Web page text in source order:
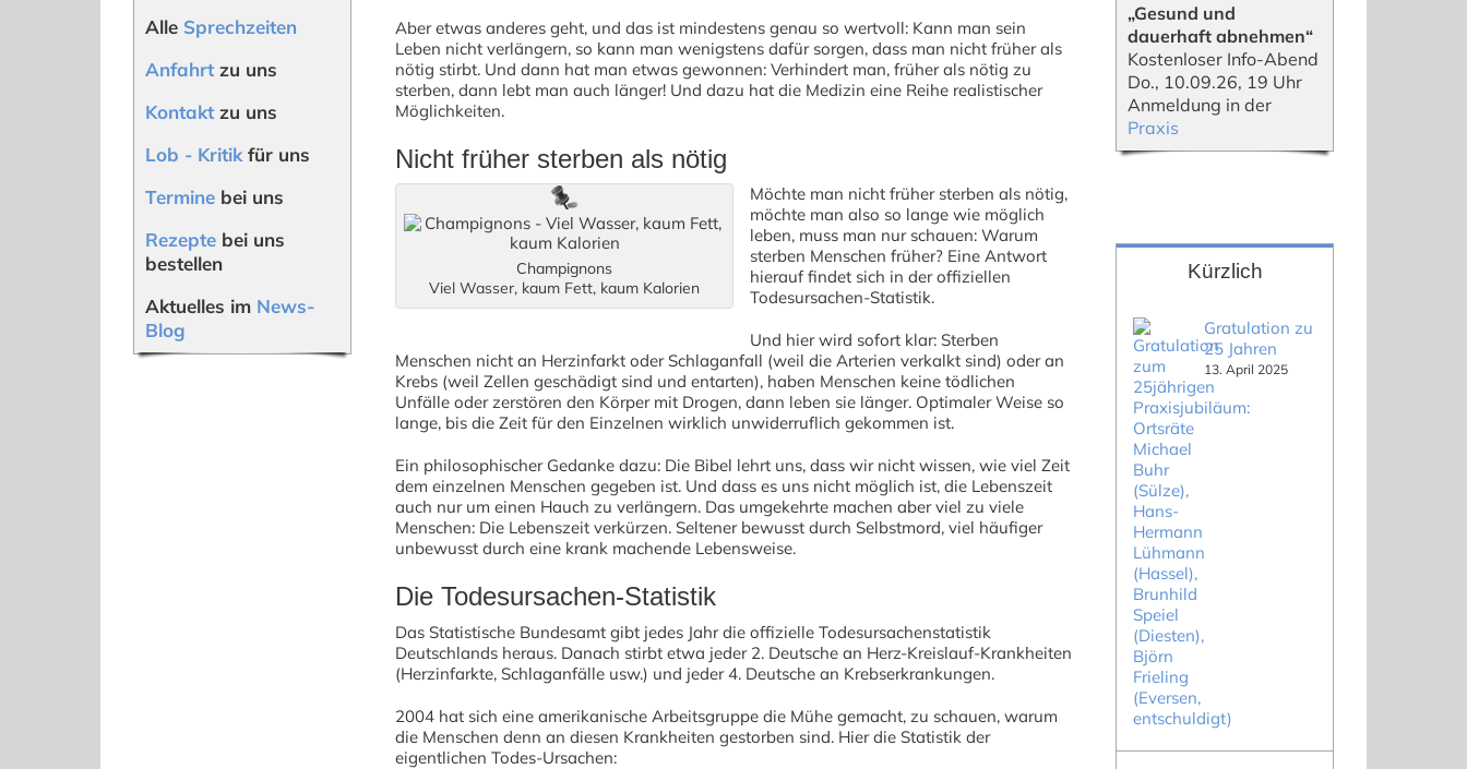
Aber etwas anderes geht, und das ist mindestens genau so wertvoll: Kann man sein
Leben nicht verlängern, so kann man wenigstens dafür sorgen, dass man nicht früher als
nötig stirbt. Und dann hat man etwas gewonnen: Verhindert man, früher als nötig zu
sterben, dann lebt man auch länger! Und dazu hat die Medizin eine Reihe realistischer
Möglichkeiten.
Nicht früher sterben als nötig
Champignons
Viel Wasser, kaum Fett, kaum Kalorien
Möchte man nicht früher sterben als nötig,
möchte man also so lange wie möglich
leben, muss man nur schauen: Warum
sterben Menschen früher? Eine Antwort
hierauf findet sich in der offiziellen
Todesursachen-Statistik.
Und hier wird sofort klar: Sterben
Menschen nicht an Herzinfarkt oder Schlaganfall (weil die Arterien verkalkt sind) oder an
Krebs (weil Zellen geschädigt sind und entarten), haben Menschen keine tödlichen
Unfälle oder zerstören den Körper mit Drogen, dann leben sie länger. Optimaler Weise so
lange, bis die Zeit für den Einzelnen wirklich unwiderruflich gekommen ist.
Ein philosophischer Gedanke dazu: Die Bibel lehrt uns, dass wir nicht wissen, wie viel Zeit
dem einzelnen Menschen gegeben ist. Und dass es uns nicht möglich ist, die Lebenszeit
auch nur um einen Hauch zu verlängern. Das umgekehrte machen aber viel zu viele
Menschen: Die Lebenszeit verkürzen. Seltener bewusst durch Selbstmord, viel häufiger
unbewusst durch eine krank machende Lebensweise.
Die Todesursachen-Statistik
Das Statistische Bundesamt gibt jedes Jahr die offizielle Todesursachenstatistik
Deutschlands heraus. Danach stirbt etwa jeder 2. Deutsche an Herz-Kreislauf-Krankheiten
(Herzinfarkte, Schlaganfälle usw.) und jeder 4. Deutsche an Krebserkrankungen.
2004 hat sich eine amerikanische Arbeitsgruppe die Mühe gemacht, zu schauen, warum
die Menschen denn an diesen Krankheiten gestorben sind. Hier die Statistik der
eigentlichen Todes-Ursachen:
Alle Sprechzeiten
Anfahrtzu uns
Kontaktzu uns
Lob - Kritik für uns
Termine bei uns
Rezepte bei uns
bestellen
Aktuelles im News-
Blog
„Gesund und
dauerhaft abnehmen“
Kostenloser Info-Abend
Do., 10.09.26, 19 Uhr
Anmeldung in der
Praxis
Kürzlich
Gratulation zu
25 Jahren
13. April 2025